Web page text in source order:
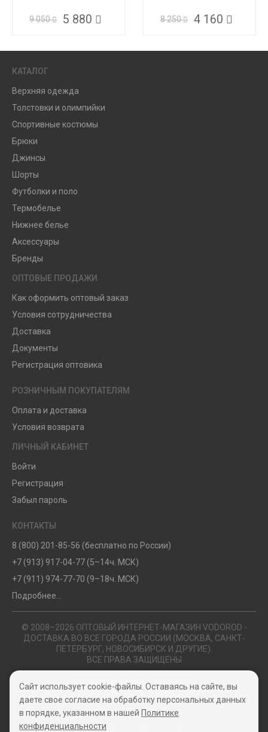
9 050 5 880 8 250 4 160
КАТАЛОГ
Верхняя одежда
Толстовки и олимпийки
Спортивные костюмы
Брюки
Джинсы
Шорты
Футболки и поло
Термобелье
Нижнее белье
Аксессуары
Бренды
ОПТОВЫЕ ПРОДАЖИ
Как оформить оптовый заказ
Условия сотрудничества
Доставка
Документы
Регистрация оптовика
РОЗНИЧНЫМ ПОКУПАТЕЛЯМ
Оплата и доставка
Условия возврата
ЛИЧНЫЙ КАБИНЕТ
Войти
Регистрация
Забыл пароль
КОНТАКТЫ
8 (800) 201-85-56 (бесплатно по России)
+7 (913) 917-04-77 (5–14ч. МСК)
+7 (911) 974-77-70 (9–18ч. МСК)
Подробнее...
© 2008–2026 ОПТОВЫЙ ИНТЕРНЕТ-МАГАЗИН VODOROD -
ДОСТАВКА ВО ВСЕ ГОРОДА РОССИИ (МОСКВА, САНКТ-
ПЕТЕРБУРГ, НОВОСИБИРСК И ДРУГИЕ).
ВСЕ ПРАВА ЗАЩИЩЕНЫ
Политика конфиденциальности
Пользовательское соглашение
Сайт использует cookie-файлы. Оставаясь на сайте, вы
даете свое согласие на обработку персональных данных
в порядке, указанном в нашей Политике
конфиденциальности